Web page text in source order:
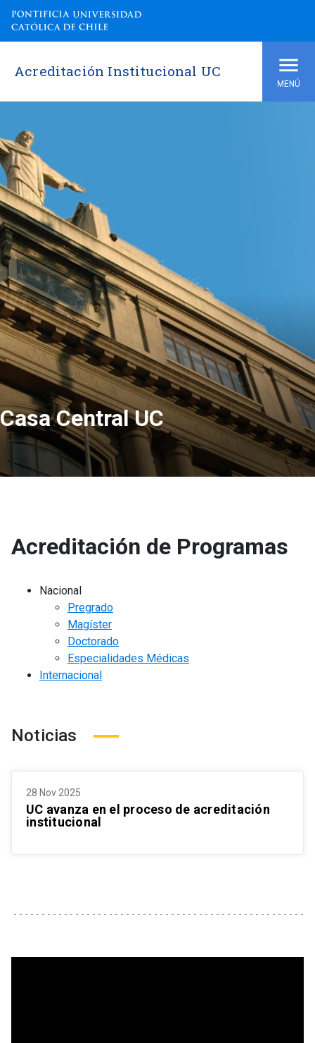
Acreditación Institucional UC
MENÚ
Casa Central UC
Acreditación de Programas
Nacional
Pregrado
Magíster
Doctorado
Especialidades Médicas
Internacional
Noticias
28 Nov 2025
UC avanza en el proceso de acreditación
institucional